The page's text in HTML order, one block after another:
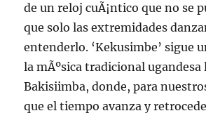
de un reloj cuÃ¡ntico que no se
que solo las extremidades
entenderlo. ‘Kekusimbe’ sigue
la mÃºsica tradicional ugandesa
Bakisiimba, donde, para
que el tiempo avanza y retrocede